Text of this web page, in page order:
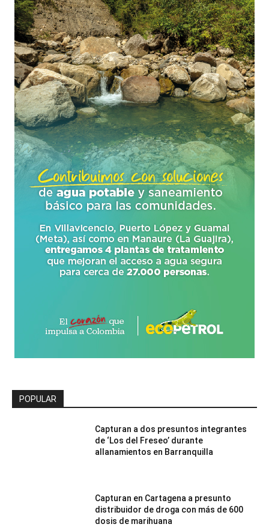
POPULAR
Capturan a dos presuntos integrantes
de ‘Los del Freseo’ durante
allanamientos en Barranquilla
Capturan en Cartagena a presunto
distribuidor de droga con más de 600
dosis de marihuana